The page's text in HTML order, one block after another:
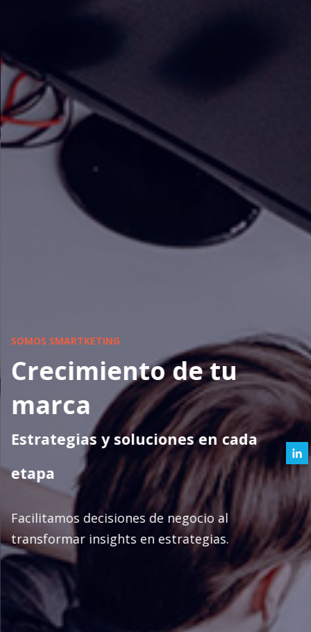
SOMOS SMARTKETING
Crecimiento de tu
marca
Estrategias y soluciones en cada
etapa
Facilitamos decisiones de negocio al
transformar insights en estrategias.